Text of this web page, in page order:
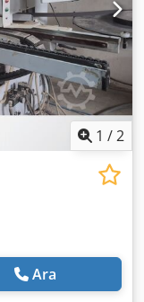
1 /2
Ara